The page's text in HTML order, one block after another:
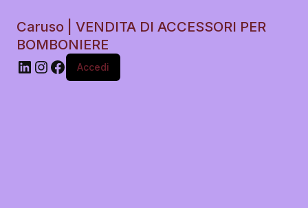
Caruso | VENDITA DI ACCESSORI PER
BOMBONIERE
Accedi